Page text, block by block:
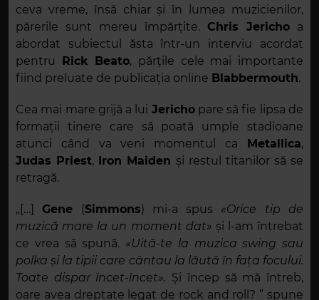
ceva vreme, însă chiar și în lumea muzicienilor,
părerile sunt mereu împărțite. Chris Jericho a
abordat subiectul ăsta într-un interviu acordat
pentru
Rick Beato, părțile cele mai importante
fiind preluate de publicația online Blabbermouth.
Cea mai mare grijă a lui Jericho pare să fie lipsa de
formații tinere care să poată umple stadioane
atunci când va veni momentul ca
Metallica,
Judas Priest, Iron Maiden și restul titanilor să se
retragă.
„ […] Gene (Simmons) mi-a spus «Orice tip de
muzică mare la un moment dat» și l-am întrebat
ce vrea să spună. «Uită-te la muzica swing sau
polka și la tipii care cântau la lăută în fața focului.
Toate dispar încet-încet». Și încep să mă întreb,
oare avea dreptate legat de rock and roll? ” spune